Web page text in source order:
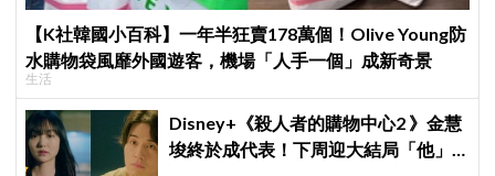
【K社韓國小百科】一年半狂賣178萬個！Olive Young防
水購物袋風靡外國遊客，機場「人手一個」成新奇景
生活
Disney+《殺人者的購物中心2 》金慧
埈終於成代表！下周迎大結局「他」